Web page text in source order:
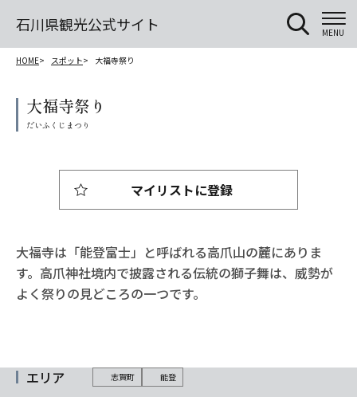
石川県観光公式サイト MENU
HOME スポット 大福寺祭り
大福寺祭り
大福寺は「能登富士」と呼ばれる高爪山の麓にありま
す。高爪神社境内で披露される伝統の獅子舞は、威勢が
よく祭りの見どころの一つです。
マイリストに登録
エリア 志賀町 能登